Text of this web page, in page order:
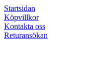
Startsidan
Köpvillkor
Kontakta oss
Returansökan